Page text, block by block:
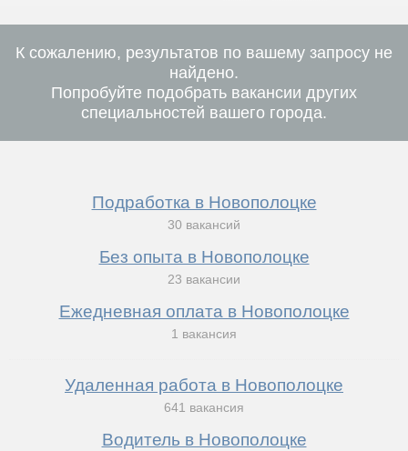
К сожалению, результатов по вашему запросу не
найдено.
Попробуйте подобрать вакансии других
специальностей вашего города.
Подработка в Новополоцке
30 вакансий
Без опыта в Новополоцке
23 вакансии
Ежедневная оплата в Новополоцке
1 вакансия
Удаленная работа в Новополоцке
641 вакансия
Водитель в Новополоцке